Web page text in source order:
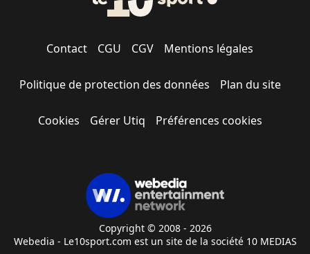
Contact CGU CGV Mentions légales
Politique de protection des données Plan du site
Cookies Gérer Utiq Préférences cookies
Copyright © 2008 - 2026
Webedia - Le10sport.com est un site de la société 10 MEDIAS